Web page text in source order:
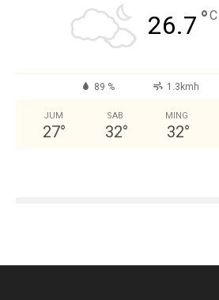
26.7 °C
89 % 1.3kmh
JUM
27°
SAB
32°
MING
32°